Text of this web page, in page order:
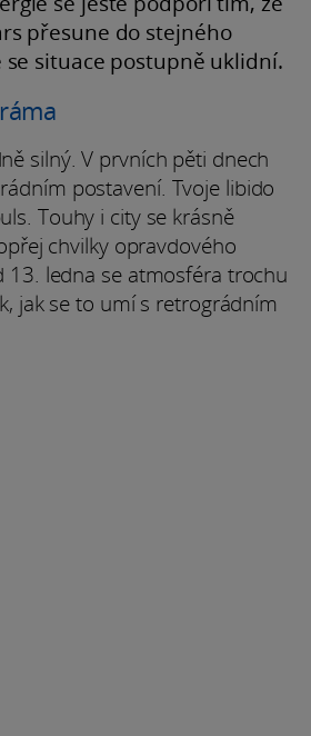
přesune do stejného
se situace postupně uklidní.
silný. V prvních pěti dnech
postavení. Tvoje libido
Touhy i city se krásně
chvilky opravdového
13. ledna se atmosféra trochu
jak se to umí s retrográdním